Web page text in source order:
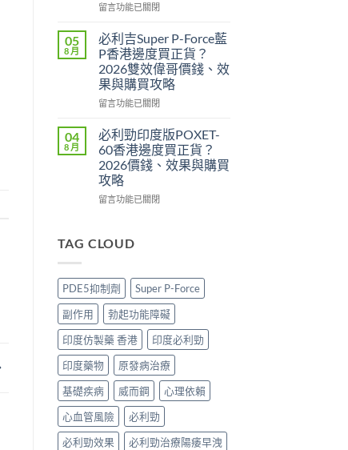
2026
果、
價
錢、
持
久
度
整
對
比〉
中
香
邊
度
買
最
安
全？
網
購
攻
略：
貨
到
點
3
招
辨
別
真
假〉
中
在
威
壯
印
度
版
Levitra
度
買
正
貨？
2026
價
果
與
買
攻
略〉
留言功能已關閉
05
8 月
必利吉Super P-Force藍
P香港邊度買正貨？
2026雙效偉哥價錢、效
果與購買攻略
在
利
吉
Super
P-
Force
藍
港
買
正
貨？
2026
雙
效
偉
哥
價
錢、
效
果
與
留言功能已關閉
04
8 月
必利勁印度版POXET-
60香港邊度買正貨？
2026價錢、效果與購買
攻略
在
勁
版
POXET-
60
香
港
邊
度
買
正
貨？
2026
價
錢、
留言功能已關閉
TAG CLOUD
PDE5抑制劑
Super P-Force
副作用
勃起功能障礙
印度仿製藥 香港
印度必利勁
印度藥物
原發病治療
基礎疾病
威而鋼
心理依賴
心血管風險
必利勁
必利勁效果
必利勁治療陽痿早洩